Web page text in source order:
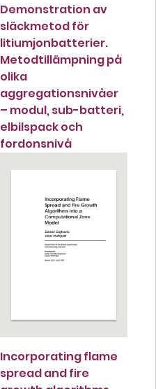
Demonstration av
släckmetod för
litiumjonbatterier.
Metodtillämpning på
olika
aggregationsnivåer
– modul, sub-batteri,
elbilspack och
fordonsnivå
Incorporating flame
spread and fire